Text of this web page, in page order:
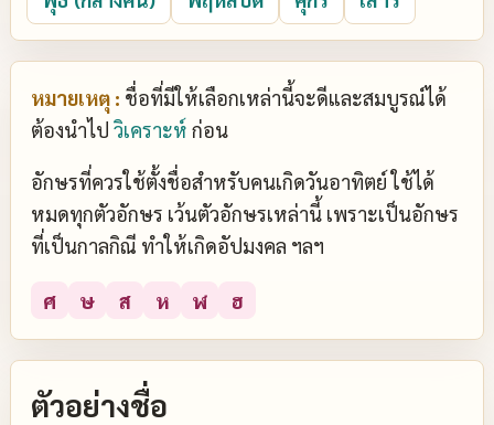
หมายเหตุ : ชื่อที่มีให้เลือกเหล่านี้จะดีและสมบูรณ์ได้
ต้องนำไป วิเคราะห์ ก่อน
อักษรที่ควรใช้ตั้งชื่อสำหรับคนเกิดวันอาทิตย์ ใช้ได้
หมดทุกตัวอักษร เว้นตัวอักษรเหล่านี้ เพราะเป็นอักษร
ที่เป็นกาลกิณี ทำให้เกิดอัปมงคล ฯลฯ
ศ ษ ส ห ฬ ฮ
ตัวอย่างชื่อ